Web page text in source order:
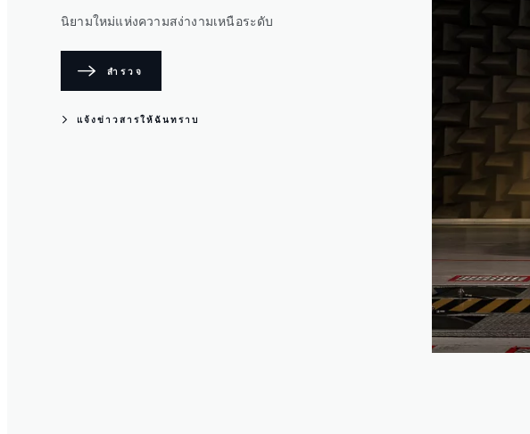
นิยามใหม่แห่งความสง่างามเหนือระดับ
สำรวจ
แจ้งข่าวสารให้ฉันทราบ